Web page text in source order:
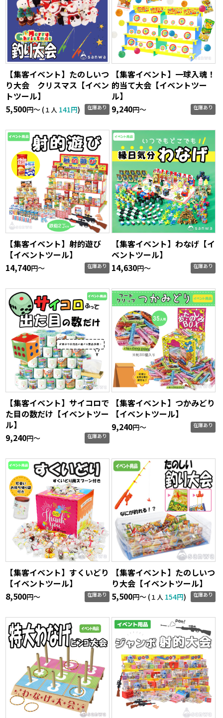
【集客イベント】たのしいつ
り大会 クリスマス【イベン
トツール】
5,500円〜 (１人 141円) 在庫あり
【集客イベント】一球入魂！
的当て大会【イベントツー
ル】
9,240円〜 在庫あり
【集客イベント】射的遊び
【イベントツール】
14,740円〜 在庫あり
【集客イベント】わなげ【イ
ベントツール】
14,630円〜 在庫あり
【集客イベント】サイコロで
た目の数だけ【イベントツー
ル】
9,240円〜 在庫あり
【集客イベント】つかみどり
【イベントツール】
9,240円〜 在庫あり
【集客イベント】すくいどり
【イベントツール】
8,500円〜 在庫あり
【集客イベント】たのしいつ
り大会【イベントツール】
5,500円〜 (１人 154円) 在庫あり